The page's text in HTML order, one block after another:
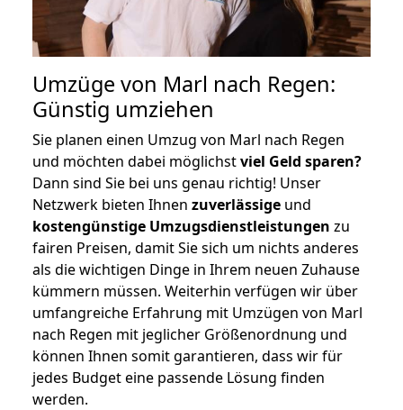
Umzüge von Marl nach Regen:
Günstig umziehen
Sie planen einen Umzug von Marl nach Regen
und möchten dabei möglichstviel Geld sparen?
Dann sind Sie bei uns genau richtig! Unser
Netzwerk bieten Ihnen zuverlässige und
kostengünstige Umzugsdienstleistungen zu
fairen Preisen, damit Sie sich um nichts anderes
als die wichtigen Dinge in Ihrem neuen Zuhause
kümmern müssen. Weiterhin verfügen wir über
umfangreiche Erfahrung mit Umzügen von Marl
nach Regen mit jeglicher Größenordnung und
können Ihnen somit garantieren, dass wir für
jedes Budget eine passende Lösung finden
werden.